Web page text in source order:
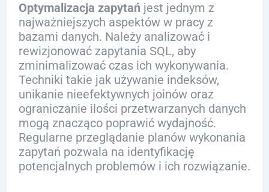
Optymalizacja zapytań jest jednym z
najważniejszych aspektów w pracy z
bazami danych. Należy analizować i
rewizjonować zapytania SQL, aby
zminimalizować czas ich wykonywania.
Techniki takie jak używanie indeksów,
unikanie nieefektywnych joinów oraz
ograniczanie ilości przetwarzanych danych
mogą znacząco poprawić wydajność.
Regularne przeglądanie planów wykonania
zapytań pozwala na identyfikację
potencjalnych problemów i ich rozwiązanie.